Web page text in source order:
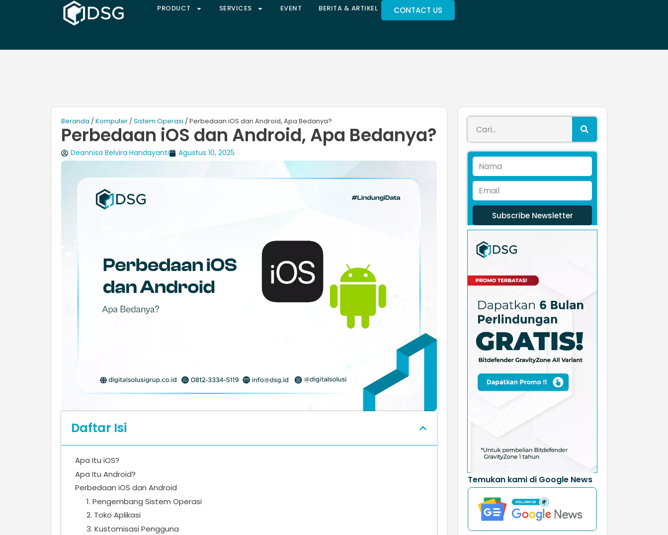
PRODUCT SERVICES EVENT BERITA & ARTIKEL CONTACT US
Beranda /Komputer /Sistem Operasi / Perbedaan iOS dan Android​, Apa Bedanya?
Perbedaan iOS dan Android​, Apa Bedanya?
Deannisa Belvira Handayanti Agustus 10, 2025
Daftar Isi
Apa Itu iOS?
Apa Itu Android?
Perbedaan iOS dan Android
1. Pengembang Sistem Operasi
2. Toko Aplikasi
3. Kustomisasi Pengguna
Subscribe Newsletter
Temukan kami di Google News